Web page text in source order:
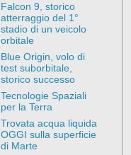
Falcon 9, storico
atterraggio del 1°
stadio di un veicolo
orbitale
Blue Origin, volo di
test suborbitale,
storico successo
Tecnologie Spaziali
per la Terra
Trovata acqua liquida
OGGI sulla superficie
di Marte